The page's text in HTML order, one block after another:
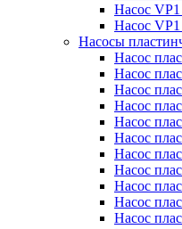
Насос
Насос
Насосы
Насос
Насос
Насос
Насос
Насос
Насос
Насос
Насос
Насос
Насос
Насос